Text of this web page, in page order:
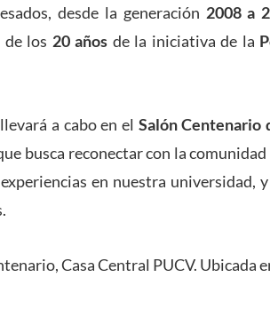
desde la generación 2008 a
de los 20 años de la iniciativa de la
a cabo en el Salón Centenario
busca reconectar con la comunidad
en nuestra universidad,
Casa Central PUCV. Ubicada